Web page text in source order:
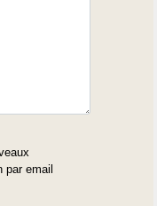
par email